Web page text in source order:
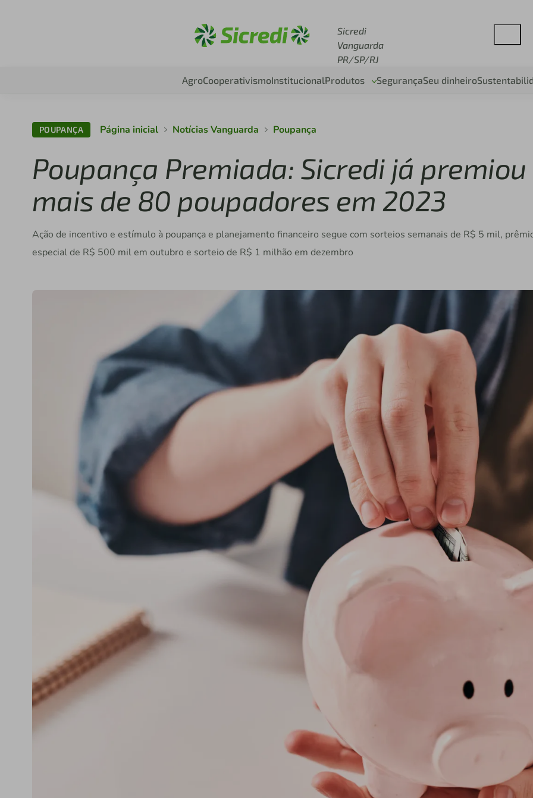
Sicredi
Vanguarda
PR/SP/RJ
AgroCooperativismoInstitucionalProdutos SegurançaSeu dinheiro
POUPANÇA Página inicial Notícias Vanguarda Poupança
Poupança Premiada: Sicredi já premiou
mais de 80 poupadores em 2023
Ação de incentivo e estímulo à poupança e planejamento financeiro segue com sorteios semanais de R$ 5 mil,
especial de R$ 500 mil em outubro e sorteio de R$ 1 milhão em dezembro